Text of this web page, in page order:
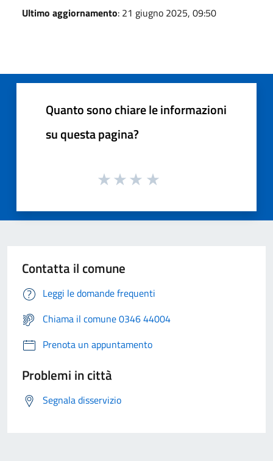
Ultimo aggiornamento: 21 giugno 2025, 09:50
Quanto sono chiare le informazioni
su questa pagina?
Contatta il comune
Leggi le domande frequenti
Chiama il comune 0346 44004
Prenota un appuntamento
Problemi in città
Segnala disservizio